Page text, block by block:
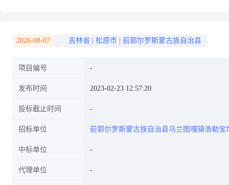
2026-08-07 吉林省 松原市 前郭尔罗斯蒙古族自治县
项目编号
发布时间 2023-02-23 12:57:20
投标截止时间
招标单位 前郭尔罗斯蒙古族自治县乌兰图嘎镇浩勒宝
中标单位
代理单位